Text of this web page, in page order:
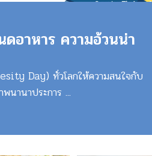
อาหาร ความอ้วนน่า
Day) ทั่วโลกให้ความสนใจกับ
นานาประการ ...